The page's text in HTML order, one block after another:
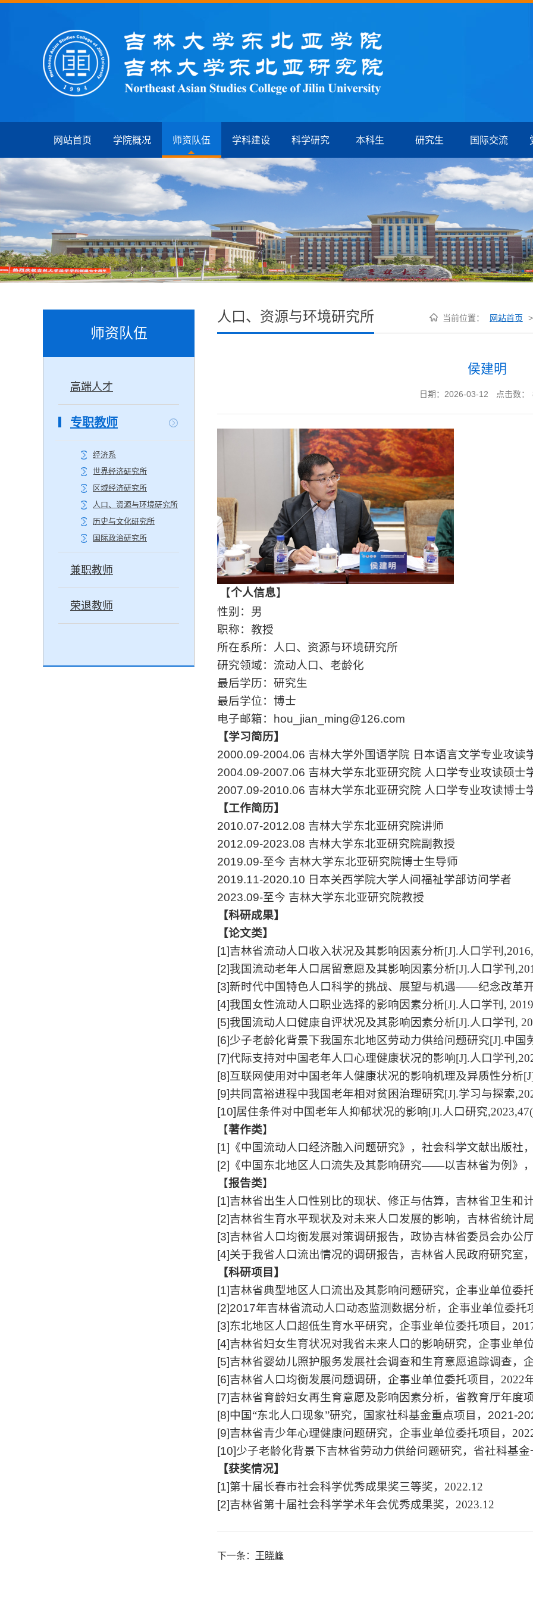
网站首页 学院概况 师资队伍 学科建设 科学研究 本科生 研究生 国际交流
师资队伍
高端人才
专职教师
经济系
世界经济研究所
区域经济研究所
人口、资源与环境研究所
历史与文化研究所
国际政治研究所
兼职教师
荣退教师
人口、资源与环境研究所 当前位置： 网站首页 >
侯建明
日期：2026-03-12 点击数：
【个人信息】
性别：男
职称：教授
所在系所：人口、资源与环境研究所
研究领域：流动人口、老龄化
最后学历：研究生
最后学位：博士
电子邮箱：
hou_jian_ming@126.com
【学习简历】
2000.09-2004.06 吉林大学外国语学院 日本语言文学专业攻读
2004.09-2007.06 吉林大学东北亚研究院 人口学专业攻读硕士
2007.09-2010.06 吉林大学东北亚研究院 人口学专业攻读博士
【工作简历】
2010.07-2012.08 吉林大学东北亚研究院讲师
2012.09-2023.08 吉林大学东北亚研究院副教授
2019.09-至今 吉林大学东北亚研究院博士生导师
2019.11-2020.10 日本关西学院大学人间福祉学部访问学者
2023.09-至今 吉林大学东北亚研究院教授
【科研成果】
【论文类】
[1]吉林省流动人口收入状况及其影响因素分析[J].人口学刊
[2]我国流动老年人口居留意愿及其影响因素分析[J].人口学刊
[3]新时代中国特色人口科学的挑战、展望与机遇——纪念改革
[4]我国女性流动人口职业选择的影响因素分析[J].人口学刊 ,
[5]我国流动人口健康自评状况及其影响因素分析[J].人口学刊 ,
[6]少子老龄化背景下我国东北地区劳动力供给问题研究[J].中国
[7]代际支持对中国老年人口心理健康状况的影响[J].人口学刊
[8]互联网使用对中国老年人健康状况的影响机理及异质性分析
[9]共同富裕进程中我国老年相对贫困治理研究[J].学习与探索
[10]居住条件对中国老年人抑郁状况的影响[J].人口研究
【著作类】
[1] 《中国流动人口经济融入问题研究》，社会科学文献出版社，
[2] 《中国东北地区人口流失及其影响研究——以吉林省为例》
【报告类】
[1]吉林省出生人口性别比的现状、修正与估算，吉林省卫生和
[2]吉林省生育水平现状及对未来人口发展的影响，吉林省统计局
[3]吉林省人口均衡发展对策调研报告，政协吉林省委员会办公厅
[4]关于我省人口流出情况的调研报告，吉林省人民政府研究室，
【科研项目】
[1]吉林省典型地区人口流出及其影响问题研究，企事业单位委托
[2]2017年吉林省流动人口动态监测数据分析，企事业单位委托
[3]东北地区人口超低生育水平研究，企事业单位委托项目，
[4]吉林省妇女生育状况对我省未来人口的影响研究，企事业单位
[5]吉林省婴幼儿照护服务发展社会调查和生育意愿追踪调查，
[6]吉林省人口均衡发展问题调研，企事业单位委托项目， 2022
[7]吉林省育龄妇女再生育意愿及影响因素分析，省教育厅年度项
[8]中 国“东北人口现象”研究，国家社科基金重点项目， 2021-
[9]吉林省青少年心理健康问题研究，企事业单位委托项目，
[10]少子老龄化背景下吉林省劳动力供给问题研究，省社科基金
【获奖情况】
[1]第十届长春市社会科学优秀成果奖三等奖， 2022.12
[2]吉林省第十届社会科学学术年会优秀成果奖， 2023.12
下一条： 王晓峰